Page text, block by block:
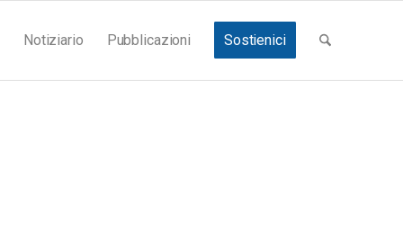
Notiziario Pubblicazioni Sostienici